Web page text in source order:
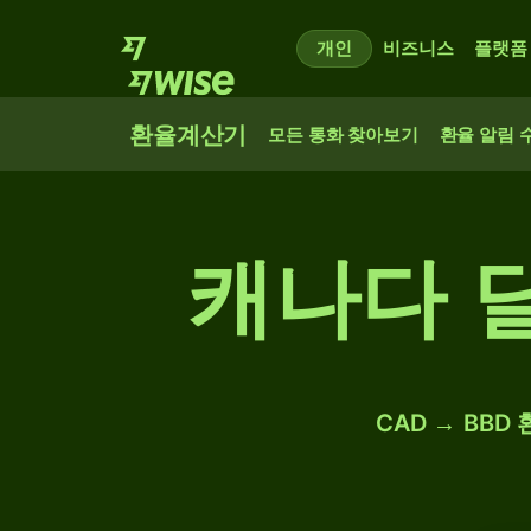
개인 비즈니스 플랫폼
환율계산기 모든 통화 찾아보기 환율 알림
캐나다
CAD → BBD